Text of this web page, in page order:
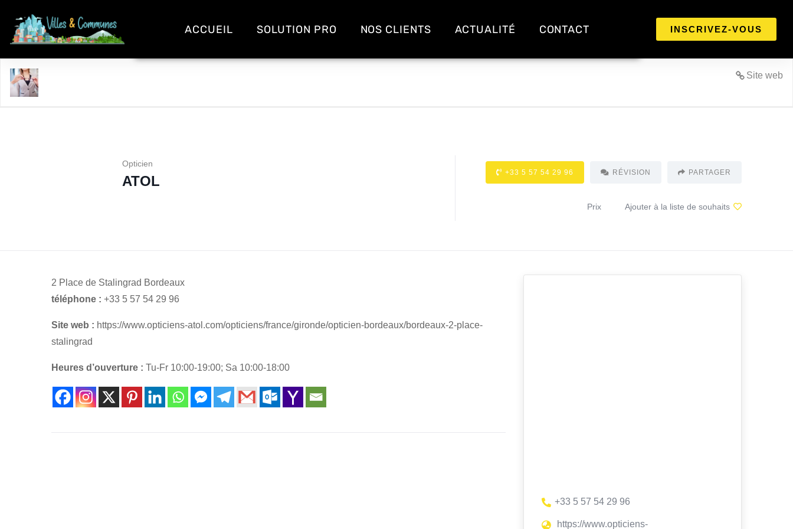
ACCUEIL SOLUTION PRO NOS CLIENTS ACTUALITÉ CONTACT INSCRIVEZ-VOUS
Site web
Opticien
ATOL
+33 5 57 54 29 96 RÉVISION PARTAGER
Prix Ajouter à la liste de souhaits
2 Place de Stalingrad Bordeaux
téléphone : +33 5 57 54 29 96
Site web : https://www.opticiens-atol.com/opticiens/france/gironde/opticien-bordeaux/bordeaux-2-place-
stalingrad
Heures d’ouverture : Tu-Fr 10:00-19:00; Sa 10:00-18:00
+33 5 57 54 29 96
https://www.opticiens-